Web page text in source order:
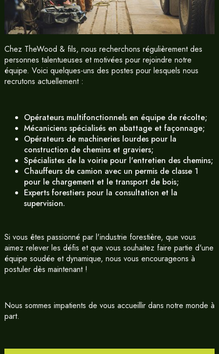
Chez TheWood & fils, nous recherchons régulièrement des
personnes talentueuses et motivées pour rejoindre notre
équipe. Voici quelques-uns des postes pour lesquels nous
recrutons actuellement :
Opérateurs multifonctionnels en équipe de récolte;
Mécaniciens spécialisés en abattage et façonnage;
Opérateurs de machineries lourdes pour la
construction de chemins et graviers;
Spécialistes de la voirie pour l'entretien des chemins;
Chauffeurs de camion avec un permis de classe 1
pour le chargement et le transport de bois;
Experts forestiers pour la consultation et la
supervision.
Si vous êtes passionné par l'industrie forestière, que vous
aimez relever les défis et que vous souhaitez faire partie d'une
équipe soudée et dynamique, nous vous encourageons à
postuler dès maintenant !
Nous sommes impatients de vous accueillir dans notre monde à
part.